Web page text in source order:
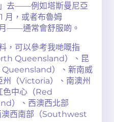
去——例如塔斯曼尼亞
月，或者布魯姆
——通常會舒服啲。
，可以參考我哋嘅指
Queensland）、昆
）、新南威
（Victoria）、南澳州
色中心（Red
）、西澳西北部
西南部（Southwest